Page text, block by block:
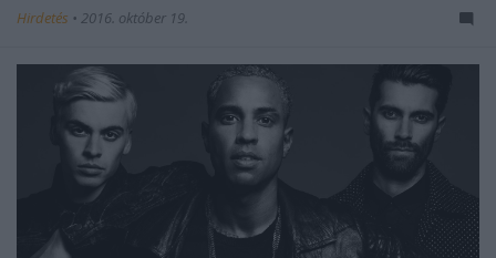
Hirdetés • 2016. október 19.